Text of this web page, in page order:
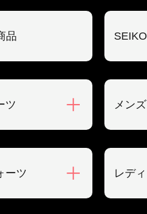
品
ツ メン
ーツ レデ